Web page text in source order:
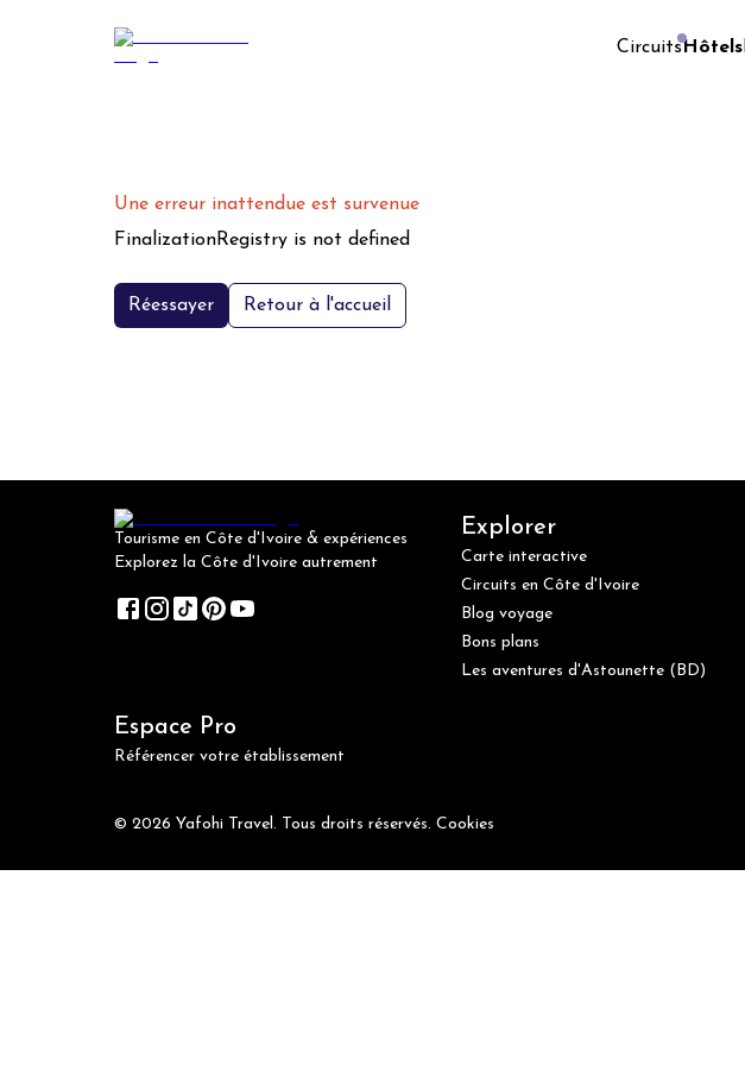
CircuitsHôtels
Une erreur inattendue est survenue
FinalizationRegistry is not defined
Réessayer Retour à l'accueil
Tourisme en Côte d'Ivoire & expériences
Explorez la Côte d'Ivoire autrement
Explorer
Carte interactive
Circuits en Côte d'Ivoire
Blog voyage
Bons plans
Les aventures d'Astounette (BD)
Espace Pro
Référencer votre établissement
© 2026 Yafohi Travel. Tous droits réservés. Cookies